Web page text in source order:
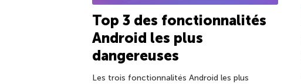
Top 3 des fonctionnalités
Android les plus
dangereuses
Les trois fonctionnalités Android les plus